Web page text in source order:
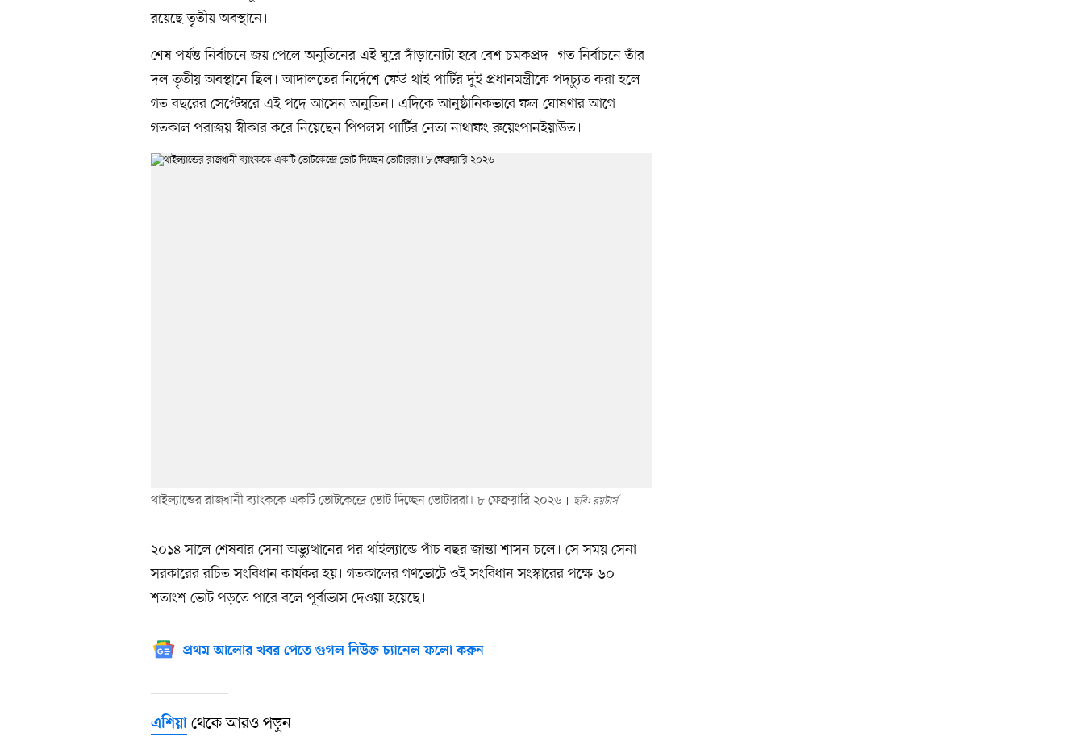
রয়েছে তৃতীয় অবস্থানে।
শেষ পর্যন্ত নির্বাচনে জয় পেলে অনুতিনের এই ঘুরে দাঁড়ানোটা হবে বেশ চমকপ্রদ। গত নির্বাচনে তাঁর
দল তৃতীয় অবস্থানে ছিল। আদালতের নির্দেশে ফেউ থাই পার্টির দুই প্রধানমন্ত্রীকে পদচ্যুত করা হলে
গত বছরের সেপ্টেম্বরে এই পদে আসেন অনুতিন। এদিকে আনুষ্ঠানিকভাবে ফল ঘোষণার আগে
গতকাল পরাজয় স্বীকার করে নিয়েছেন পিপলস পার্টির নেতা নাথাফং রুয়েংপানইয়াউত।
থাইল্যান্ডের রাজধানী ব্যাংককে একটি ভোটকেন্দ্রে ভোট দিচ্ছেন ভোটাররা। ৮ ফেব্রুয়ারি ২০২৬ ছবি: রয়টার্স
২০১৪ সালে শেষবার সেনা অভ্যুত্থানের পর থাইল্যান্ডে পাঁচ বছর জান্তা শাসন চলে। সে সময় সেনা
সরকারের রচিত সংবিধান কার্যকর হয়। গতকালের গণভোটে ওই সংবিধান সংস্কারের পক্ষে ৬০
শতাংশ ভোট পড়তে পারে বলে পূর্বাভাস দেওয়া হয়েছে।
প্রথম আলোর খবর পেতে গুগল নিউজ চ্যানেল ফলো করুন
এশিয়া থেকে আরও পড়ুন